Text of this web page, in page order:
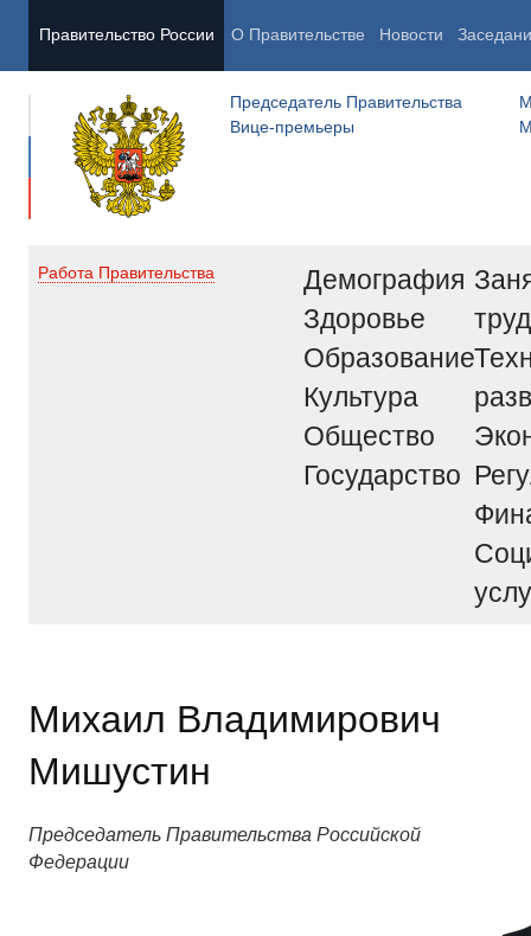
Правительство России О Правительстве Новости
Председатель Правительства
Вице-премьеры
Работа Правительства
Демография
Здоровье
Образование
Культура
Общество
Государство
труд
Михаил Владимирович
Мишустин
Председатель Правительства Российской
Федерации